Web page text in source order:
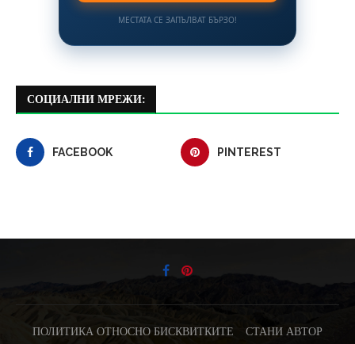
МЕСТАТА СЕ ЗАПЪЛВАТ БЪРЗО!
СОЦИАЛНИ МРЕЖИ:
FACEBOOK PINTEREST
ПОЛИТИКА ОТНОСНО БИСКВИТКИТЕ СТАНИ АВТОР